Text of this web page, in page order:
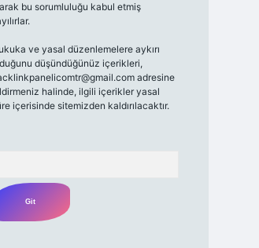
bu sorumluluğu kabul etmiş
ve yasal düzenlemelere aykırı
düşündüğünüz içerikleri,
adresine
halinde, ilgili içerikler yasal
içerisinde sitemizden kaldırılacaktır.